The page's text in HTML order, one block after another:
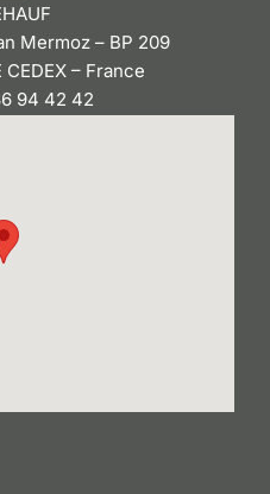
Mermoz – BP 209
CEDEX – France
94 42 42